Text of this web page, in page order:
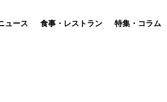
ュース 食事・レストラン 特集・コラム